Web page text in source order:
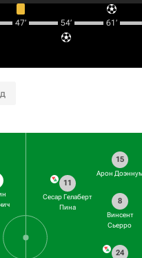
47‎’‎ 54‎’‎ 61‎’‎
15
Арон
8
Винсент
Сьерро
24
11
Сесар Гелаберт
Пина